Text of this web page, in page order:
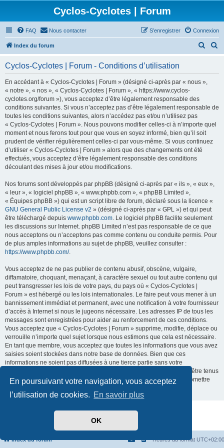
En poursuivant votre navigation, vous acceptez
l’utilisation de cookies. En savoir plus
OK
Cyclos-Cyclotes | Forum
FAQ Nous contacter Connexion
S’enregistrer
Index du forum
r
h
e
Cyclos-Cyclotes | Forum - Conditions d’utilisation
En accédant à « Cyclos-Cyclotes | Forum » (désigné ci-après par « nous »,
« notre », « nos », « Cyclos-Cyclotes | Forum », « https://www.cyclos-
cyclotes.org/forum »), vous acceptez d’être légalement responsable des
conditions suivantes. Si vous n’acceptez pas d’être légalement responsable de
toutes les conditions suivantes, alors n’accédez pas et/ou n’utilisez pas
« Cyclos-Cyclotes | Forum ». Nous pouvons modifier celles-ci à n’importe quel
moment et nous ferons tout pour que vous en soyez informé, bien qu’il soit
prudent de vérifier régulièrement celles-ci par vous-même. Si vous continuez
d’utiliser « Cyclos-Cyclotes | Forum » alors que des changements ont été
effectués, vous acceptez d’être légalement responsable des conditions
découlant des mises à jour et/ou modifications.
Nos forums sont développés par phpBB (désigné ci-après par « ils », « eux »,
« leur », « logiciel phpBB », « www.phpbb.com », « phpBB Limited »,
« Équipes phpBB ») qui est un script libre de forum, déclaré sous la licence «
GNU General Public License v2 » (désigné ci-après par « GPL ») et qui peut
être téléchargé depuis www.phpbb.com. Le logiciel phpBB facilite seulement
les discussions sur Internet. phpBB Limited n’est pas responsable de ce que
nous acceptons ou n’acceptons pas comme contenu ou conduite permis. Pour
de plus amples informations au sujet de phpBB, veuillez consulter :
https://www.phpbb.com/.
Vous acceptez de ne pas publier de contenu abusif, obscène, vulgaire,
diffamatoire, choquant, menaçant, à caractère sexuel ou tout autre contenu qui
peut transgresser les lois de votre pays, du pays où « Cyclos-Cyclotes |
Forum » est hébergé ou les lois internationales. Le faire peut vous mener à un
bannissement immédiat et permanent, avec une notification à votre fournisseur
d’accès à Internet si nous le jugeons nécessaire. Les adresses IP de tous les
messages sont enregistrées pour aider au renforcement de ces conditions.
Vous acceptez que « Cyclos-Cyclotes | Forum » supprime, modifie, déplace ou
verrouille n’importe quel sujet lorsque nous estimons que cela est nécessaire.
En tant que membre, vous acceptez que toutes les informations que vous avez
saisies soient stockées dans notre base de données. Bien que ces
informations ne soient pas diffusées à une tierce partie sans votre
consentement, ni « Cyclos-Cyclotes | Forum », ni phpBB ne pourront être tenus
comme responsables en cas de tentative de piratage visant à compromettre
Index du forum Heures au format UTC+02:00
Développé parphpBB® Forum Software © phpBB Limited
Traduit par
Confidentialité|Conditions